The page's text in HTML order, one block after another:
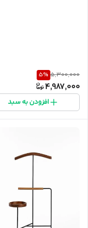
5,300,000
5%
4,987,000
افزودن به سبد